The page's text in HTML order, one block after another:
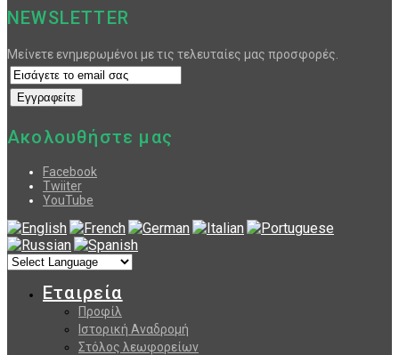
NEWSLETTER
Μείνετε ενημερωμένοι με τις τελευταίες μας προσφορές.
Ακολουθήστε μας
Facebook
Twiiter
YouTube
Εταιρεία
Προφίλ
Ιστορική Αναδρομή
Στόλος λεωφορείων